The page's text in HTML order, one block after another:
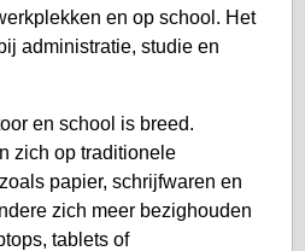
en op school. Het
administratie, studie en
en school is breed.
zich op traditionele
papier, schrijfwaren en
zich meer bezighouden
tablets of